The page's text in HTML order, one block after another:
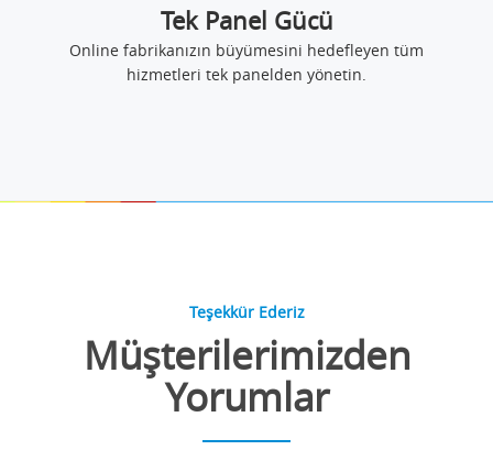
Tek Panel Gücü
Online fabrikanızın büyümesini hedefleyen tüm
hizmetleri tek panelden yönetin.
Teşekkür Ederiz
Müşterilerimizden
Yorumlar